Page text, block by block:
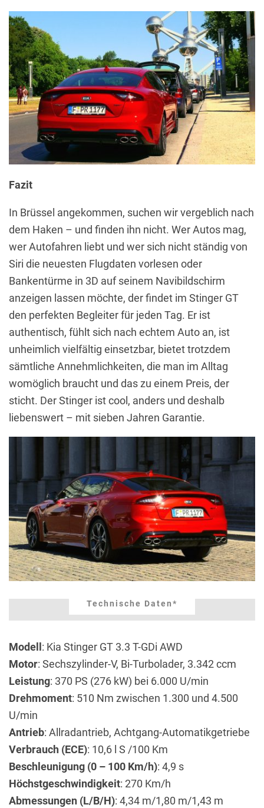
Fazit
In Brüssel angekommen, suchen wir vergeblich nach
dem Haken – und finden ihn nicht. Wer Autos mag,
wer Autofahren liebt und wer sich nicht ständig von
Siri die neuesten Flugdaten vorlesen oder
Bankentürme in 3D auf seinem Navibildschirm
anzeigen lassen möchte, der findet im Stinger GT
den perfekten Begleiter für jeden Tag. Er ist
authentisch, fühlt sich nach echtem Auto an, ist
unheimlich vielfältig einsetzbar, bietet trotzdem
sämtliche Annehmlichkeiten, die man im Alltag
womöglich braucht und das zu einem Preis, der
sticht. Der Stinger ist cool, anders und deshalb
liebenswert – mit sieben Jahren Garantie.
Technische Daten*
Modell : Kia Stinger GT 3.3 T-GDi AWD
Motor: Sechszylinder-V, Bi-Turbolader, 3.342 ccm
Leistung: 370 PS (276 kW) bei 6.000 U/min
Drehmoment: 510 Nm zwischen 1.300 und 4.500
U/min
Antrieb: Allradantrieb, Achtgang-Automatikgetriebe
Verbrauch (ECE): 10,6 l S /100 Km
Beschleunigung (0 – 100 Km/h): 4,9 s
Höchstgeschwindigkeit: 270 Km/h
Abmessungen (L/B/H): 4,34 m/1,80 m/1,43 m